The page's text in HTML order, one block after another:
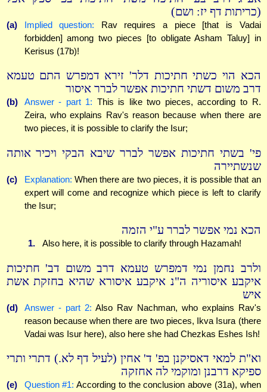
(כריתות דף יז: ושם)
(a) Implied question: Rav requires a piece [that is Vadai
forbidden] among two pieces [to obligate Asham Taluy] in
Kerisus (17b)!
הכא הוי כשתי חתיכות דלר' זירא דמפרש התם טעמא
דרב משום דשתי חתיכות אפשר לברר איסור
(b) Answer - part 1: This is like two pieces, according to R.
Zeira, who explains Rav's reason because when there are
two pieces, it is possible to clarify the Isur;
פי' בשתי חתיכות אפשר לברר שיבא הבקי ויכיר אותה
שנשתיירה
(c) Explanation: When there are two pieces, it is possible that an
expert will come and recognize which piece is left to clarify
the Isur;
הכא נמי אפשר לברר ע"י הזמה
1. Also here, it is possible to clarify through Hazamah!
ולרב נחמן נמי דמפרש טעמא דרב משום דב' חתיכות
איקבע איסוריה ה"נ איקבע איסורא שהיא בחזקת אשת
איש
(d) Answer - part 2: Also Rav Nachman, who explains Rav's
reason because when there are two pieces, Ikva Isura (there
Vadai was Isur here), also here she had Chezkas Eshes Ish!
וא"ת למאי דאסיקנן בפ' ד' אחין (לעיל דף לא.) דתרי ותרי
ספיקא דרבנן ומוקמי לה אחזקה
(e) Question #1: According to the conclusion above (31a), when